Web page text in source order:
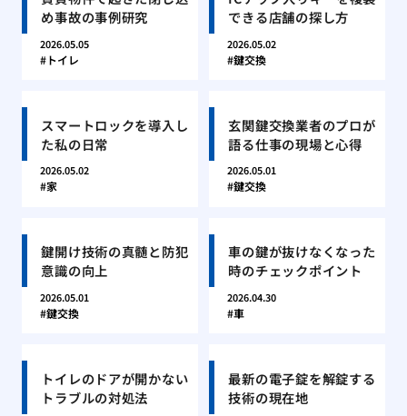
め事故の事例研究
2026.05.05
トイレ
できる店舗の探し方
2026.05.02
鍵交換
スマートロックを導入し
た私の日常
2026.05.02
家
玄関鍵交換業者のプロが
語る仕事の現場と心得
2026.05.01
鍵交換
鍵開け技術の真髄と防犯
意識の向上
2026.05.01
鍵交換
車の鍵が抜けなくなった
時のチェックポイント
2026.04.30
車
トイレのドアが開かない
トラブルの対処法
最新の電子錠を解錠する
技術の現在地